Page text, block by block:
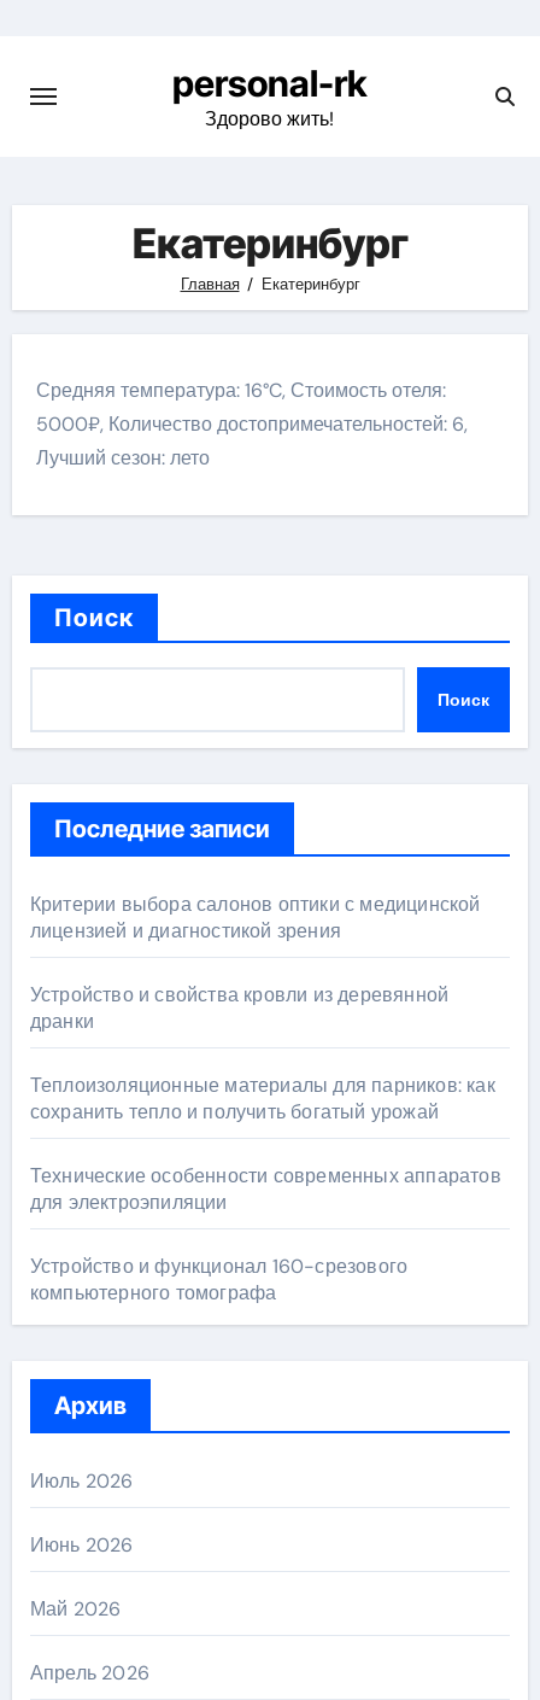
содержимому
personal-rk
Здорово жить!
Екатеринбург
Главная Екатеринбург
Средняя температура: 16°C, Стоимость отеля:
5000₽, Количество достопримечательностей: 6,
Лучший сезон: лето
Поиск
Поиск
Последние записи
Критерии выбора салонов оптики с медицинской
лицензией и диагностикой зрения
Устройство и свойства кровли из деревянной
дранки
Теплоизоляционные материалы для парников: как
сохранить тепло и получить богатый урожай
Технические особенности современных аппаратов
для электроэпиляции
Устройство и функционал 160-срезового
компьютерного томографа
Архив
Июль 2026
Июнь 2026
Май 2026
Апрель 2026